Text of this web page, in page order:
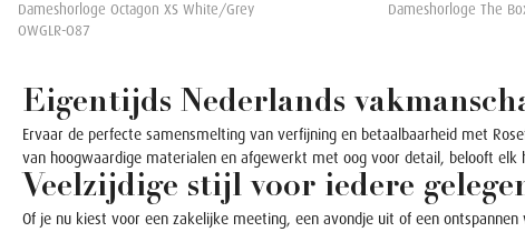
Dameshorloge Octagon XS White/Grey
OWGLR-O87
Dameshorloge The
Eigentijds Nederlands
Ervaar de perfecte samensmelting van verfijning en betaalbaarheid met
van hoogwaardige materialen en afgewerkt met oog voor detail, belooft
Veelzijdige stijl voor iedere
Of je nu kiest voor een zakelijke meeting, een avondje uit of een